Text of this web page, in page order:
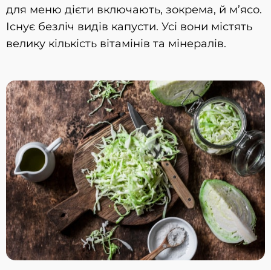
для меню дієти включають, зокрема, й м’ясо.
Існує безліч видів капусти. Усі вони містять
велику кількість вітамінів та мінералів.